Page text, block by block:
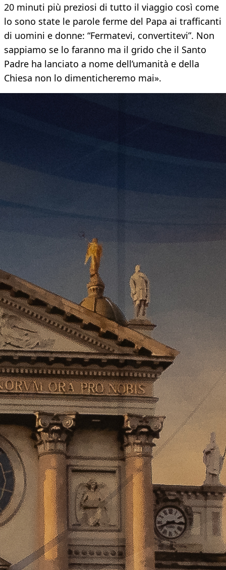
20 minuti più preziosi di tutto il viaggio così come
lo sono state le parole ferme del Papa ai trafficanti
di uomini e donne: “Fermatevi, convertitevi”. Non
sappiamo se lo faranno ma il grido che il Santo
Padre ha lanciato a nome dell’umanità e della
Chiesa non lo dimenticheremo mai».